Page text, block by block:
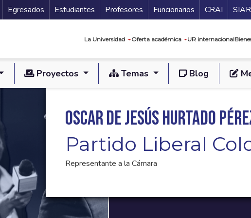
Secundario
Egresados Estudiantes Profesores Funcionarios Guía
CRAI SIAR
La Universidad Oferta académica UR internacional
Proyectos Temas Blog
Oscar de Jesús Hurtado
Partido Liberal
Representante a la Cámara